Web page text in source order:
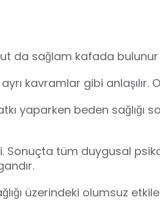
da sağlam kafada
kavramlar gibi
yaparken beden sağlığı
Sonuçta tüm duygusal
üzerindeki olumsuz